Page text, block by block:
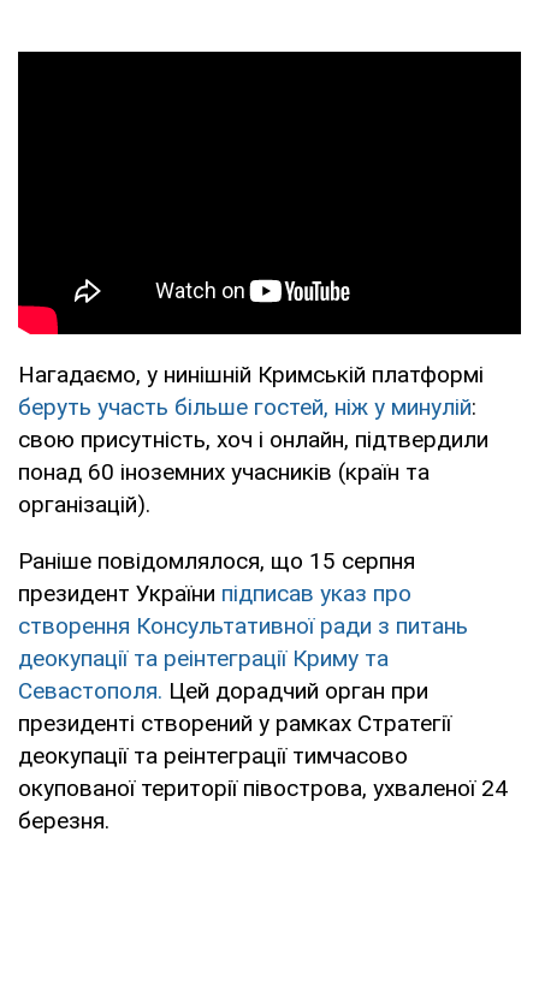
Нагадаємо, у нинішній Кримській платформі
беруть участь більше гостей, ніж у минулій:
свою присутність, хоч і онлайн, підтвердили
понад 60 іноземних учасників (країн та
організацій).
Раніше повідомлялося, що 15 серпня
президент України підписав указ про
створення Консультативної ради з питань
деокупації та реінтеграції Криму та
Севастополя. Цей дорадчий орган при
президенті створений у рамках Стратегії
деокупації та реінтеграції тимчасово
окупованої території півострова, ухваленої 24
березня.